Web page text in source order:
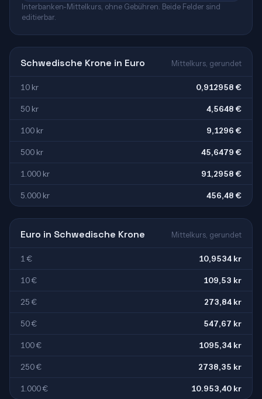
Interbanken-Mittelkurs, ohne Gebühren. Beide Felder sind
editierbar.
Schwedische Krone in Euro Mittelkurs, gerundet
10 kr 0,912958 €
50 kr 4,5648 €
100 kr 9,1296 €
500 kr 45,6479 €
1.000 kr 91,2958 €
5.000 kr 456,48 €
Euro in Schwedische Krone Mittelkurs, gerundet
1 € 10,9534 kr
10 € 109,53 kr
25 € 273,84 kr
50 € 547,67 kr
100 € 1095,34 kr
250 € 2738,35 kr
1.000 € 10.953,40 kr